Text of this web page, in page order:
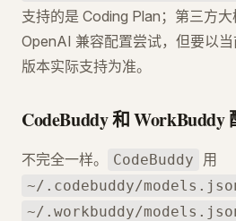
支持的是 Coding Plan；第三方
OpenAI 兼容配置尝试，但要以
版本实际支持为准。
CodeBuddy 和 WorkBuddy
不完全一样。 CodeBuddy 用
~/.codebuddy/
~/.workbuddy/